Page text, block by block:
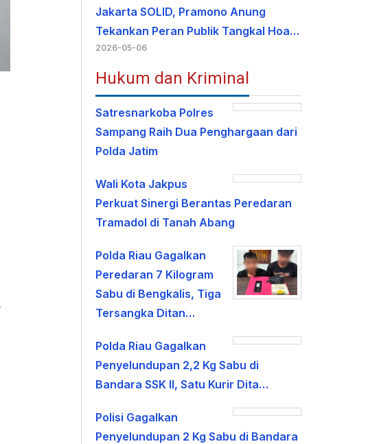
Jakarta SOLID, Pramono Anung
Tekankan Peran Publik Tangkal Hoa…
2026-05-06
Hukum dan Kriminal
Satresnarkoba Polres
Sampang Raih Dua Penghargaan dari
Polda Jatim
Wali Kota Jakpus
Perkuat Sinergi Berantas Peredaran
Tramadol di Tanah Abang
Polda Riau Gagalkan
Peredaran 7 Kilogram
Sabu di Bengkalis, Tiga
Tersangka Ditan…
Polda Riau Gagalkan
Penyelundupan 2,2 Kg Sabu di
Bandara SSK II, Satu Kurir Dita…
Polisi Gagalkan
Penyelundupan 2 Kg Sabu di Bandara